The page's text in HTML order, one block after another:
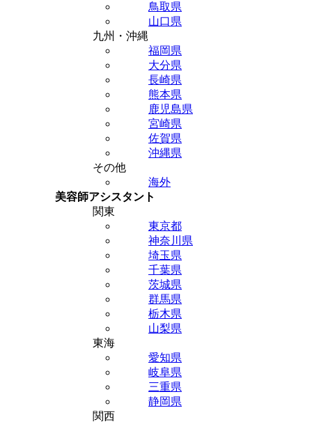
鳥取県
山口県
九州・沖縄
福岡県
大分県
長崎県
熊本県
鹿児島県
宮崎県
佐賀県
沖縄県
その他
海外
美容師アシスタント
関東
東京都
神奈川県
埼玉県
千葉県
茨城県
群馬県
栃木県
山梨県
東海
愛知県
岐阜県
三重県
静岡県
関西